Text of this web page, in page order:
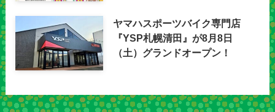
ヤマハスポーツバイク専門店
『YSP札幌清田』が8月8日
（土）グランドオープン！